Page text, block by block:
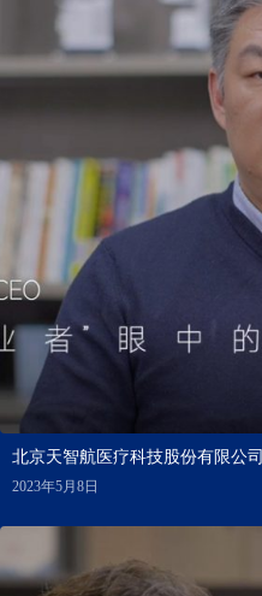
北京天智航医疗科技股份有限公司
2023年5月8日